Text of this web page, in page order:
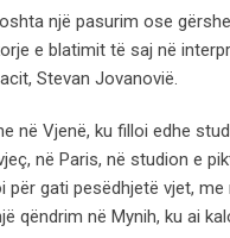
një pasurim ose
e blatimit të saj në
Stevan Jovanovië.
në Vjenë, ku filloi edhe
në Paris, në studion e
gati pesëdhjetë vjet,
qëndrim në Mynih, ku ai